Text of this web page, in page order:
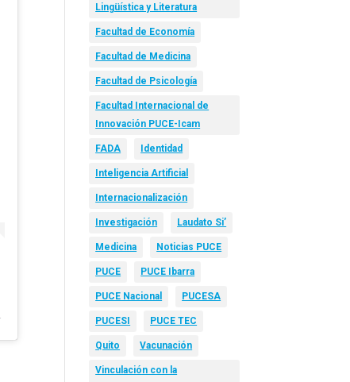
Lingüística y Literatura
Facultad de Economía
Facultad de Medicina
Facultad de Psicología
Facultad Internacional de
Innovación PUCE-Icam
FADA Identidad
Inteligencia Artificial
Internacionalización
Investigación Laudato Si’
Medicina Noticias PUCE
PUCE PUCE Ibarra
PUCE Nacional PUCESA
PUCESI PUCE TEC
Quito Vacunación
Vinculación con la